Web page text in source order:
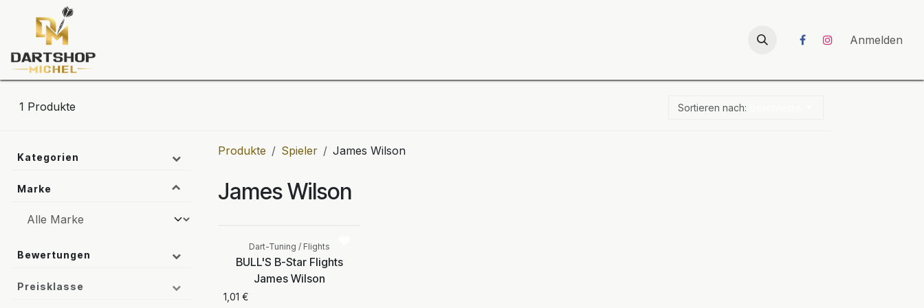
Zum Inhalt springen
UNICORN-Launch 2026 Anmelden
1 Produkte Sortieren nach:
Kategorien
Marke
Bewertungen
Preisklasse
Produkte Spieler James Wilson
James Wilson
Dart-Tuning / Flights
BULL'S B-Star Flights
James Wilson
1,01 €